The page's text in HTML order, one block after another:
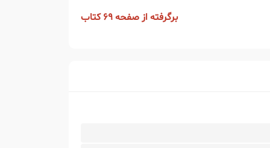
برگرفته از صفحه 69 کتاب